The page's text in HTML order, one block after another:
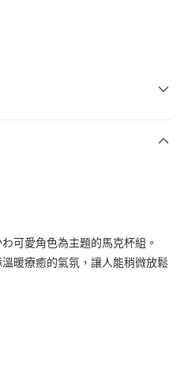
彰化商業銀行
台北富邦商業銀行
可愛角色為主題的馬克杯組。
暖療癒的氣氛，讓人能稍微放鬆